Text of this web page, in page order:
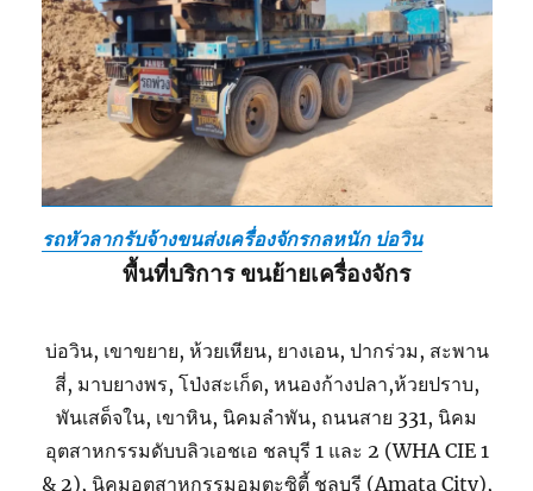
รถหัวลากรับจ้างขนส่งเครื่องจักรกลหนัก บ่อวิน
พื้นที่บริการ ขนย้ายเครื่องจักร
บ่อวิน, เขาขยาย, ห้วยเหียน, ยางเอน, ปากร่วม, สะพาน
สี่, มาบยางพร, โป่งสะเก็ด, หนองก้างปลา,ห้วยปราบ,
พันเสด็จใน, เขาหิน, นิคมลำพัน, ถนนสาย 331, นิคม
อุตสาหกรรมดับบลิวเอชเอ ชลบุรี 1 และ 2 (WHA CIE 1
& 2), นิคมอุตสาหกรรมอมตะซิตี้ ชลบุรี (Amata City),